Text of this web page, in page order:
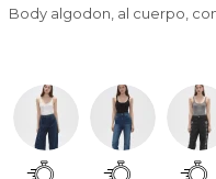
Body algodon, al cuerpo,